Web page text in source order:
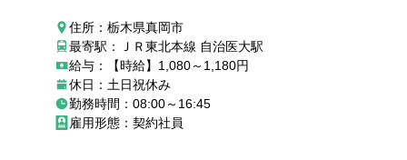
住所：栃木県真岡市
最寄駅：ＪＲ東北本線 自治医大駅
給与：【時給】1,080～1,180円
休日：土日祝休み
勤務時間：08:00～16:45
雇用形態：契約社員